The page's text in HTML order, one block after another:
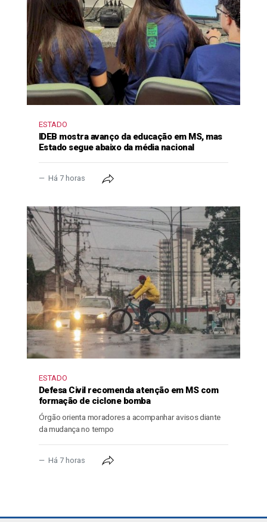
ESTADO
IDEB mostra avanço da educação em MS, mas
Estado segue abaixo da média nacional
Há 7 horas
ESTADO
Defesa Civil recomenda atenção em MS com
formação de ciclone bomba
Órgão orienta moradores a acompanhar avisos diante
da mudança no tempo
Há 7 horas